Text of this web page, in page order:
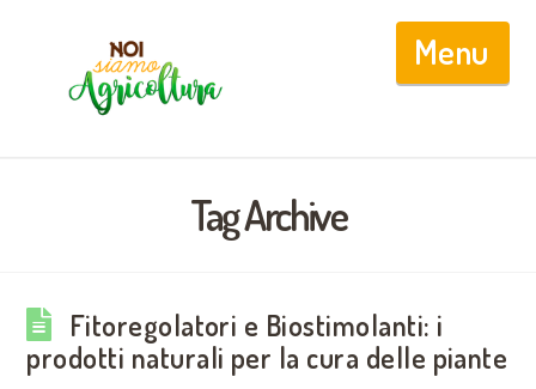
Tag Archive
Fitoregolatori e Biostimolanti: i
prodotti naturali per la cura delle piante